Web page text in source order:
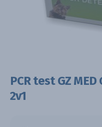
PCR test GZ MED
2v1